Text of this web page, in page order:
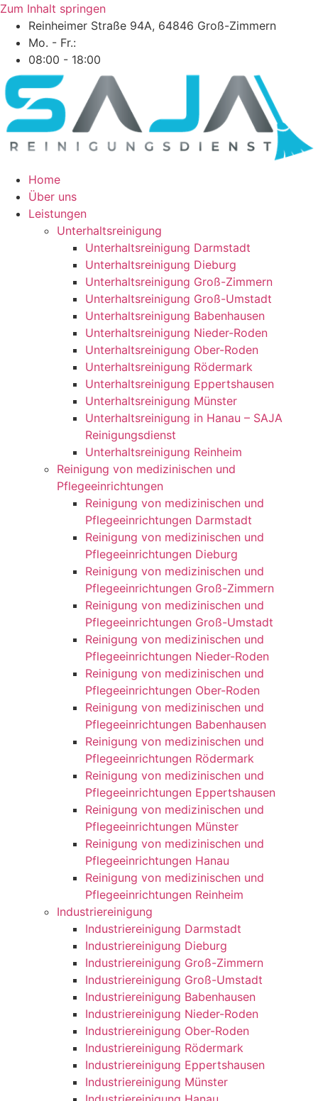
Zum Inhalt springen
Reinheimer Straße 94A, 64846 Groß-Zimmern
Mo. - Fr.:
08:00 - 18:00
Home
Über uns
Leistungen
Unterhaltsreinigung
Unterhaltsreinigung Darmstadt
Unterhaltsreinigung Dieburg
Unterhaltsreinigung Groß-Zimmern
Unterhaltsreinigung Groß-Umstadt
Unterhaltsreinigung Babenhausen
Unterhaltsreinigung Nieder-Roden
Unterhaltsreinigung Ober-Roden
Unterhaltsreinigung Rödermark
Unterhaltsreinigung Eppertshausen
Unterhaltsreinigung Münster
Unterhaltsreinigung in Hanau – SAJA
Reinigungsdienst
Unterhaltsreinigung Reinheim
Reinigung von medizinischen und
Pflegeeinrichtungen
Reinigung von medizinischen und
Pflegeeinrichtungen Darmstadt
Reinigung von medizinischen und
Pflegeeinrichtungen Dieburg
Reinigung von medizinischen und
Pflegeeinrichtungen Groß-Zimmern
Reinigung von medizinischen und
Pflegeeinrichtungen Groß-Umstadt
Reinigung von medizinischen und
Pflegeeinrichtungen Nieder-Roden
Reinigung von medizinischen und
Pflegeeinrichtungen Ober-Roden
Reinigung von medizinischen und
Pflegeeinrichtungen Babenhausen
Reinigung von medizinischen und
Pflegeeinrichtungen Rödermark
Reinigung von medizinischen und
Pflegeeinrichtungen Eppertshausen
Reinigung von medizinischen und
Pflegeeinrichtungen Münster
Reinigung von medizinischen und
Pflegeeinrichtungen Hanau
Reinigung von medizinischen und
Pflegeeinrichtungen Reinheim
Industriereinigung
Industriereinigung Darmstadt
Industriereinigung Dieburg
Industriereinigung Groß-Zimmern
Industriereinigung Groß-Umstadt
Industriereinigung Babenhausen
Industriereinigung Nieder-Roden
Industriereinigung Ober-Roden
Industriereinigung Rödermark
Industriereinigung Eppertshausen
Industriereinigung Münster